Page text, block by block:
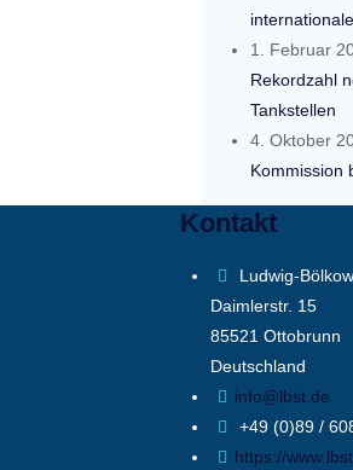
1. Februar
Rekordzahl
Tankstellen
4. Oktober
Kommission
Kontakt
Ludwig-
Daimlerstr. 15
85521 Ottobrunn
Deutschland
info@lbst.de
+49 (0)89 /
https://